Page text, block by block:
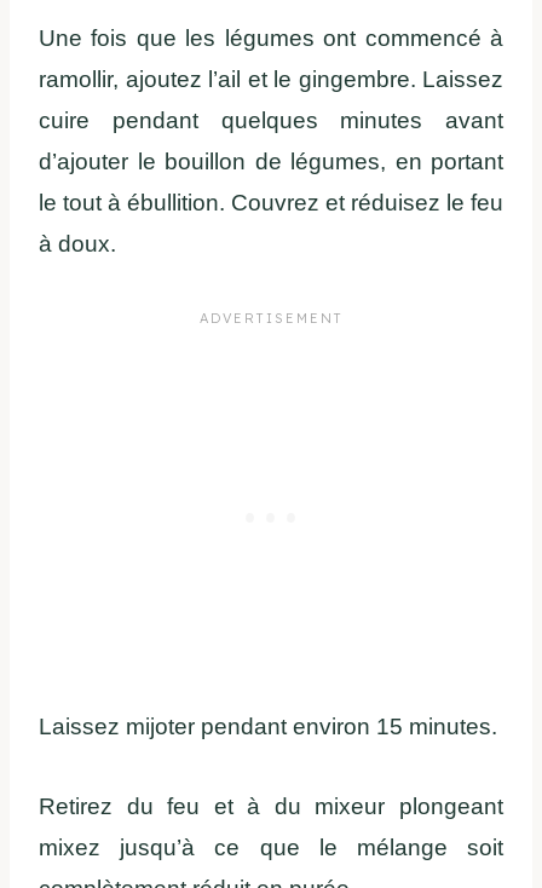
Une fois que les légumes ont commencé à
ramollir, ajoutez l’ail et le gingembre. Laissez
cuire pendant quelques minutes avant
d’ajouter le bouillon de légumes, en portant
le tout à ébullition. Couvrez et réduisez le feu
à doux.
Laissez mijoter pendant environ 15 minutes.
Retirez du feu et à du mixeur plongeant
mixez jusqu’à ce que le mélange soit